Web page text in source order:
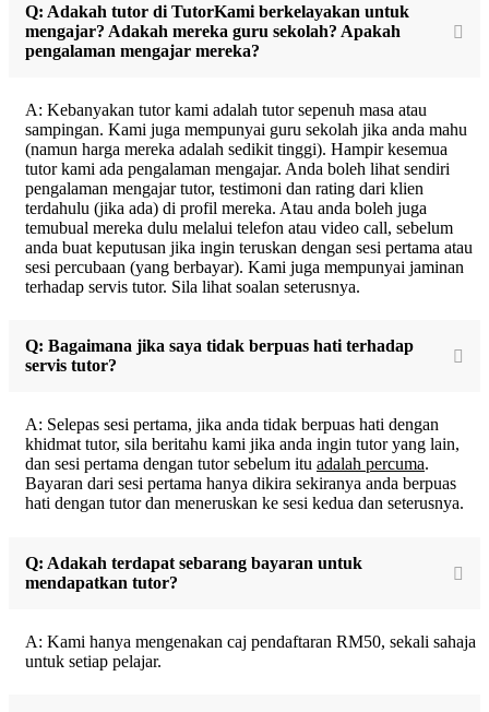
Q: Adakah tutor di TutorKami berkelayakan untuk
mengajar? Adakah mereka guru sekolah? Apakah
pengalaman mengajar mereka?
A: Kebanyakan tutor kami adalah tutor sepenuh masa atau
sampingan. Kami juga mempunyai guru sekolah jika anda mahu
(namun harga mereka adalah sedikit tinggi). Hampir kesemua
tutor kami ada pengalaman mengajar. Anda boleh lihat sendiri
pengalaman mengajar tutor, testimoni dan rating dari klien
terdahulu (jika ada) di profil mereka. Atau anda boleh juga
temubual mereka dulu melalui telefon atau video call, sebelum
anda buat keputusan jika ingin teruskan dengan sesi pertama atau
sesi percubaan (yang berbayar). Kami juga mempunyai jaminan
terhadap servis tutor. Sila lihat soalan seterusnya.
Q: Bagaimana jika saya tidak berpuas hati terhadap
servis tutor?
A: Selepas sesi pertama, jika anda tidak berpuas hati dengan
khidmat tutor, sila beritahu kami jika anda ingin tutor yang lain,
dan sesi pertama dengan tutor sebelum itu adalah percuma.
Bayaran dari sesi pertama hanya dikira sekiranya anda berpuas
hati dengan tutor dan meneruskan ke sesi kedua dan seterusnya.
Q: Adakah terdapat sebarang bayaran untuk
mendapatkan tutor?
A: Kami hanya mengenakan caj pendaftaran RM50, sekali sahaja
untuk setiap pelajar.